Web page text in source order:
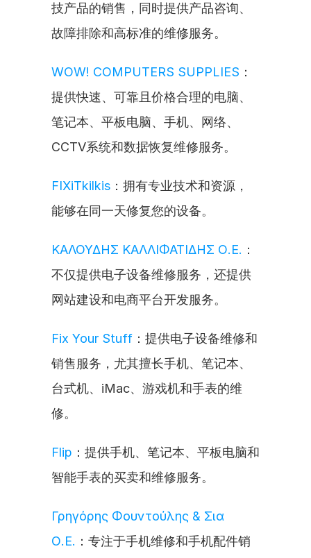
技产品的销售，同时提供产品咨询、
故障排除和高标准的维修服务。
WOW! COMPUTERS SUPPLIES ：
提供快速、可靠且价格合理的电脑、
笔记本、平板电脑、手机、网络、
CCTV系统和数据恢复维修服务。
FIXiTkilkis ：拥有专业技术和资源，
能够在同一天修复您的设备。
ΚΑΛΟΥΔΗΣ ΚΑΛΛΙΦΑΤΙΔΗΣ Ο.Ε. ：
不仅提供电子设备维修服务，还提供
网站建设和电商平台开发服务。
Fix Your Stuff ：提供电子设备维修和
销售服务，尤其擅长手机、笔记本、
台式机、iMac、游戏机和手表的维
修。
Flip ：提供手机、笔记本、平板电脑和
智能手表的买卖和维修服务。
Γρηγόρης Φουντούλης & Σια
Ο.Ε. ：专注于手机维修和手机配件销